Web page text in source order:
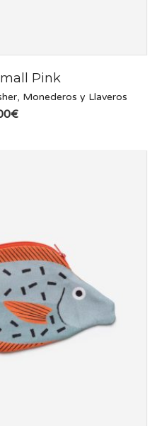
Pink
, Monederos y Llaveros
€